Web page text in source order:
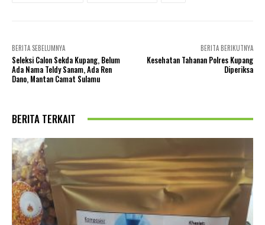
BERITA SEBELUMNYA
Seleksi Calon Sekda Kupang, Belum
Ada Nama Teldy Sanam, Ada Ren
Dano, Mantan Camat Sulamu
BERITA BERIKUTNYA
Kesehatan Tahanan Polres Kupang
Diperiksa
BERITA TERKAIT